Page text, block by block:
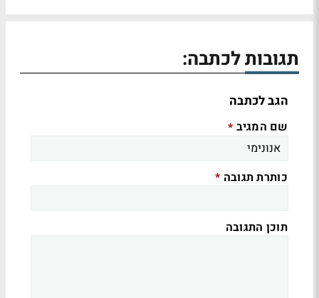
תגובות לכתבה:
הגב לכתבה
שם המגיב *
כותרת תגובה *
תוכן התגובה